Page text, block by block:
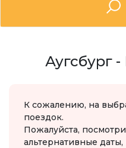
Аугсбург
К сожалению, на
поездок.
Пожалуйста,
альтернативные